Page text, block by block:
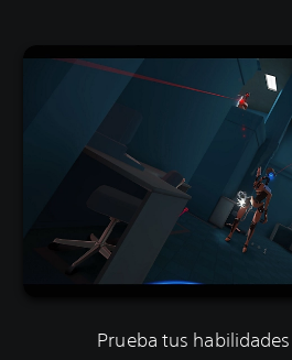
Prueba tus